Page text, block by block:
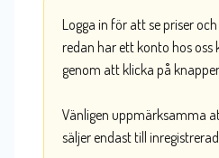
Logga in för att se priser
redan har ett konto hos oss
genom att klicka på
Vänligen uppmärksamma
säljer endast till